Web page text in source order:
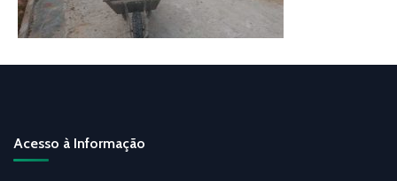
Acesso à Informação